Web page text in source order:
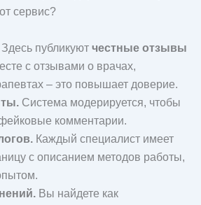
сервис?
публикуют честные отзывы
с отзывами о врачах,
– это повышает доверие.
Система модерируется, чтобы
комментарии.
Каждый специалист имеет
с описанием методов работы,
Вы найдете как